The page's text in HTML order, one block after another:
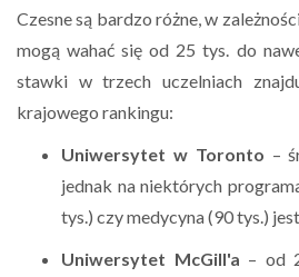
Czesne są bardzo różne, w
mogą wahać się od 25 tys. do
stawki w trzech uczelniach
krajowego rankingu:
Uniwersytet w Toronto –
jednak na niektórych
tys.) czy medycyna (90 tys.)
Uniwersytet McGill'a – od